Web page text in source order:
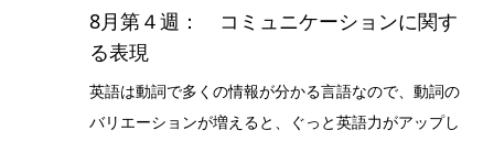
8月第４週： コミュニケーションに関す
る表現
英語は動詞で多くの情報が分かる言語なので、動詞の
バリエーションが増えると、ぐっと英語力がアップし